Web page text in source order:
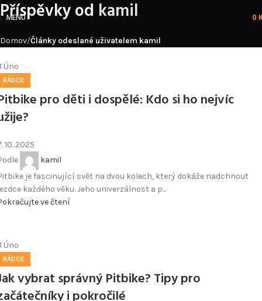
MENU 0
Příspěvky od kamil
Domov Články odeslané uživatelem kamil
Úno
RÁDCE
pro děti i dospělé: Kdo si ho nejvíc
10. 2025
kamil
je fascinující svět na dvou kolech, který dokáže nadchnout
každého věku. Jeho univerzálnost a p...
ve čtení
Úno
RÁDCE
vybrat správný Pitbike? Tipy pro
i pokročilé